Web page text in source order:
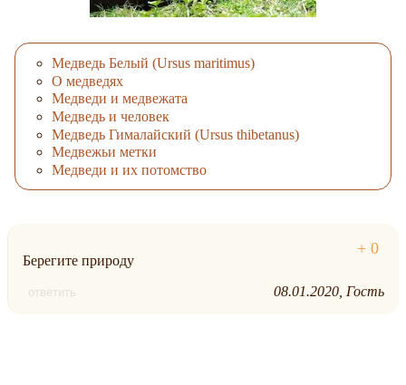
Медведь Белый (Ursus maritimus)
О медведях
Медведи и медвежата
Медведь и человек
Медведь Гималайский (Ursus thibetanus)
Медвежьи метки
Медведи и их потомство
Берегите природу
ответить 08.01.2020 Гость